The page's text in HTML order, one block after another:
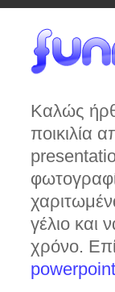
Καλώς
ποικιλία
γέλιο και
χρόνο.
powerpoint